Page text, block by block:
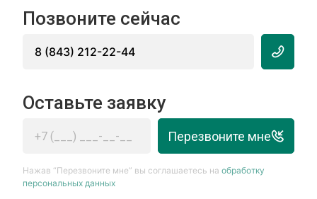
Позвоните сейчас
8 (843) 212-22-44
Оставьте заявку
Перезвоните мне
Нажав “Перезвоните мне” вы соглашаетесь наобработку
персональных данных